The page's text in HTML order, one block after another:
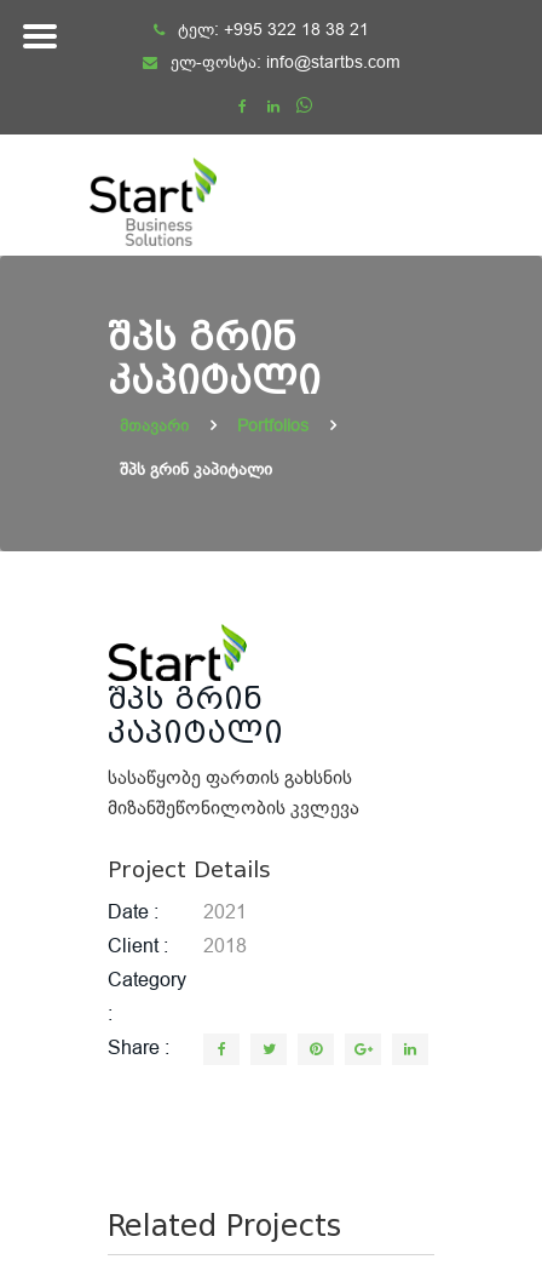
ტელ: +995 322 18 38 21
ელ-ფოსტა: info@startbs.com
ᲨᲞᲡ ᲒᲠᲘᲜ
ᲙᲐᲞᲘᲢᲐᲚᲘ
მთავარი Portfolios
შპს გრინ კაპიტალი
შპს გრინ
კაპიტალი
სასაწყობე ფართის გახსნის
მიზანშეწონილობის კვლევა
Project Details
Date
2021
Client
2018
Category
Share
Related Projects